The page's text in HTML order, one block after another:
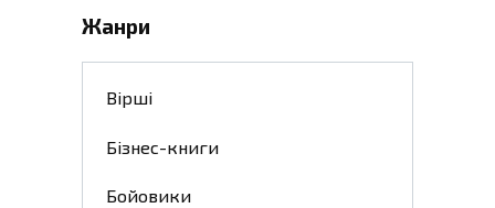
Жанри
Вірші
Бізнес-книги
Бойовики